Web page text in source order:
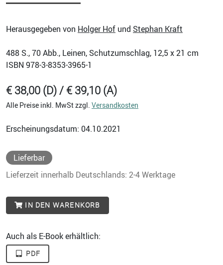
Herausgegeben von Holger Hof und Stephan Kraft
488 S., 70 Abb., Leinen, Schutzumschlag, 12,5 x 21 cm
ISBN 978-3-8353-3965-1
€ 38,00 (D) / € 39,10 (A)
Alle Preise inkl. MwSt zzgl. Versandkosten
Erscheinungsdatum: 04.10.2021
Lieferbar
Lieferzeit innerhalb Deutschlands: 2-4 Werktage
IN DEN WARENKORB
Auch als E-Book erhältlich:
PDF